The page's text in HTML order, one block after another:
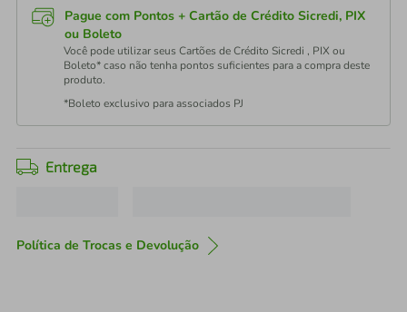
Pague com Pontos + Cartão de Crédito Sicredi, PIX
ou Boleto
Você pode utilizar seus Cartões de Crédito Sicredi , PIX ou
Boleto* caso não tenha pontos suficientes para a compra deste
produto.
*Boleto exclusivo para associados PJ
Entrega
Política de Trocas e Devolução